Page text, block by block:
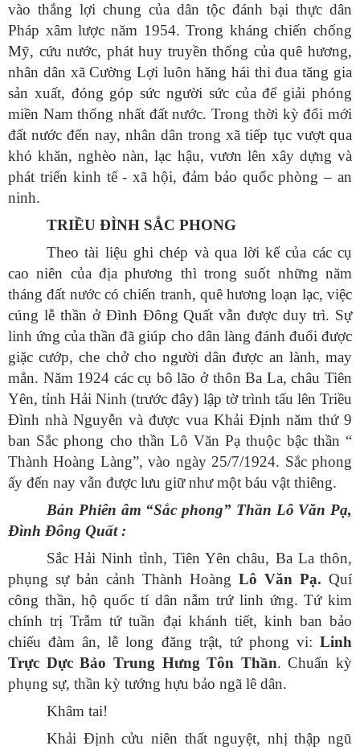
vào thắng lợi chung của dân tộc đánh bại thực dân
Pháp xâm lược năm 1954. Trong kháng chiến chống
Mỹ, cứu nước, phát huy truyền thống của quê hương,
nhân dân xã Cường Lợi luôn hăng hái thi đua tăng gia
sản xuất, đóng góp sức người sức của để giải phóng
miền Nam thống nhất đất nước. Trong thời kỳ đổi mới
đất nước đến nay, nhân dân trong xã tiếp tục vượt qua
khó khăn, nghèo nàn, lạc hậu, vươn lên xây dựng và
phát triển kinh tế - xã hội, đảm bảo quốc phòng – an
ninh.
TRIỀU ĐÌNH SẮC PHONG
Theo tài liệu ghi chép và qua lời kể của các cụ
cao niên của địa phương thì trong suốt những năm
tháng đất nước có chiến tranh, quê hương loạn lạc, việc
cúng lễ thần ở Đình Đông Quất vẫn được duy trì. Sự
linh ứng của thần đã giúp cho dân làng đánh đuổi được
giặc cướp, che chở cho người dân được an lành, may
mắn. Năm 1924 các cụ bô lão ở thôn Ba La, châu Tiên
Yên, tỉnh Hải Ninh (trước đây) lập tờ trình tấu lên Triều
Đình nhà Nguyễn và được vua Khải Định năm thứ 9
ban Sắc phong cho thần Lô Văn Pạ thuộc bậc thần “
Thành Hoàng Làng”, vào ngày 25/7/1924. Sắc phong
ấy đến nay vẫn được lưu giữ như một báu vật thiêng.
Bản Phiên âm “Sắc phong” Thần Lô Văn Pạ,
Đình Đông Quất :
Sắc Hải Ninh tỉnh, Tiên Yên châu, Ba La thôn,
phụng sự bản cảnh Thành Hoàng Lô Văn Pạ. Quí
công thần, hộ quốc tí dân nẫm trứ linh ứng. Tứ kim
chính trị Trẫm tứ tuần đại khánh tiết, kinh ban bảo
chiếu đàm ân, lễ long đăng trật, tứ phong vi: Linh
Trực Dực Bảo Trung Hưng Tôn Thần. Chuẩn kỳ
phụng sự, thần kỳ tướng hựu bảo ngã lê dân.
Khâm tai!
Khải Định cửu niên thất nguyệt, nhị thập ngũ